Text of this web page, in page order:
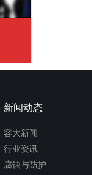
新闻动态
容大新闻
行业资讯
腐蚀与防护